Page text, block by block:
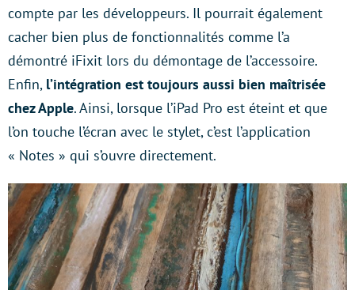
compte par les développeurs. Il pourrait également
cacher bien plus de fonctionnalités comme l’a
démontré iFixit lors du démontage de l’accessoire.
Enfin, l’intégration est toujours aussi bien maîtrisée
chez Apple. Ainsi, lorsque l’iPad Pro est éteint et que
l’on touche l’écran avec le stylet, c’est l’application
« Notes » qui s’ouvre directement.